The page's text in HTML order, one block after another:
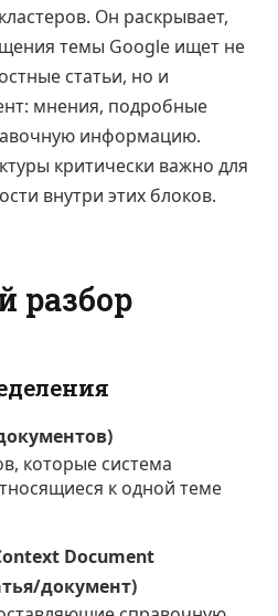
Он раскрывает,
темы Google ищет не
статьи, но и
мнения, подробные
информацию.
критически важно для
внутри этих блоков.
разбор
которые система
к одной теме
Document
документ)